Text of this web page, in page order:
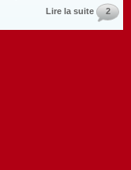
Lire la suite 2